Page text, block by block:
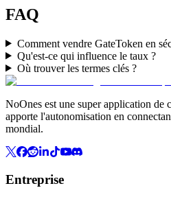
FAQ
Comment vendre GateToken en
Qu'est-ce qui influence le taux ?
Où trouver les termes clés ?
NoOnes est une super application de
apporte l'autonomisation en
mondial.
Entreprise